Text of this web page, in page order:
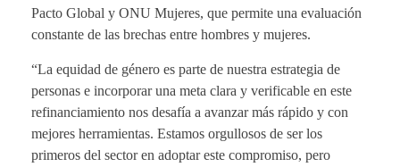
Pacto Global y ONU Mujeres, que permite una evaluación
constante de las brechas entre hombres y mujeres.
“La equidad de género es parte de nuestra estrategia de
personas e incorporar una meta clara y verificable en este
refinanciamiento nos desafía a avanzar más rápido y con
mejores herramientas. Estamos orgullosos de ser los
primeros del sector en adoptar este compromiso, pero